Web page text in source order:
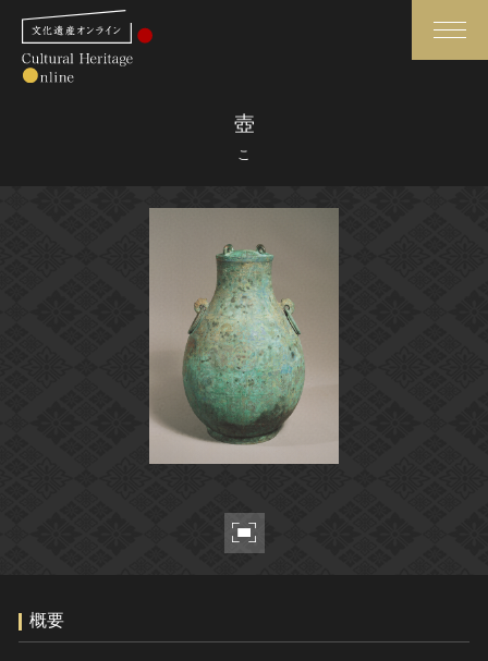
さらに詳細検索
世界遺産と無形文化遺産
全国の美術館・博物館
媒体資料・関連記事等
博物館、美術館の皆さまへ
文化庁よりご挨拶
今月のみどころ
お知らせ一覧
このサイトについて
サイトのご意見はこちら
壺
こ
概要